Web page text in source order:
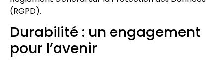
(RGPD).
Durabilité : un engagement
pour l’avenir